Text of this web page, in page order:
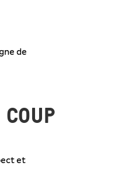
de
et